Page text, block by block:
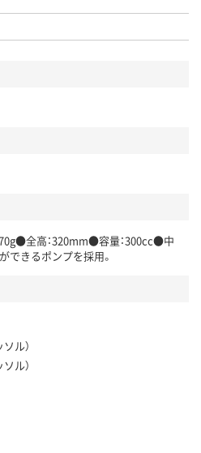
全高：320mm●容量：300cc●中
できるポンプを採用。
ル）
ル）